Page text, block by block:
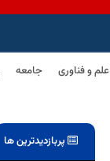
علم و فناوری جامعه
پربازدیدترین ها